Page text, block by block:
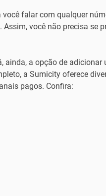
falar com qualquer
você não precisa se
ainda, a opção de adicionar
a Sumicity oferece
pagos. Confira: